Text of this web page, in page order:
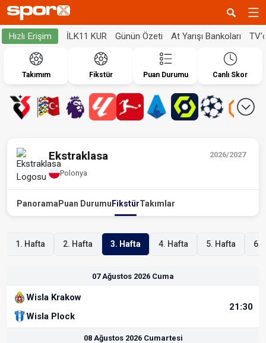
Hızlı Erişim İLK11 KUR Günün Özeti At Yarışı Bankoları
Takımım Fikstür Puan Durumu Canlı Skor
2026/2027
Ekstraklasa
Polonya
Panorama Puan Durumu FikstürTakımlar
1. Hafta 2. Hafta 3. Hafta 4. Hafta 5. Hafta 6.
07 Ağustos 2026 Cuma
Wisla Krakow
Wisla Plock
21:30
08 Ağustos 2026 Cumartesi